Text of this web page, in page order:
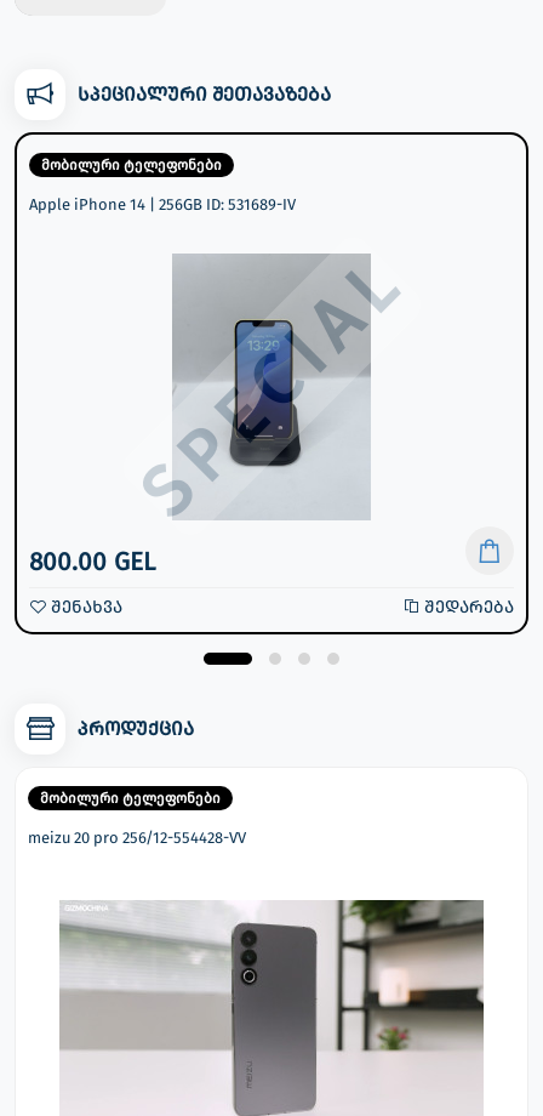
სპეციალური შეთავაზება
მობილური ტელეფონები
Apple iPhone 14 | 256GB ID: 531689-IV
800.00 GEL
შენახვა შედარება
პროდუქცია
მობილური ტელეფონები
meizu 20 pro 256/12-554428-VV